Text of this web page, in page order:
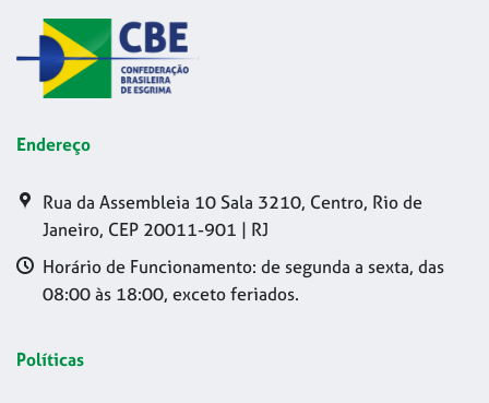
Endereço
Rua da Assembleia 10 Sala 3210, Centro, Rio de
Janeiro, CEP 20011-901 | RJ
Horário de Funcionamento: de segunda a sexta, das
08:00 às 18:00, exceto feriados.
Políticas